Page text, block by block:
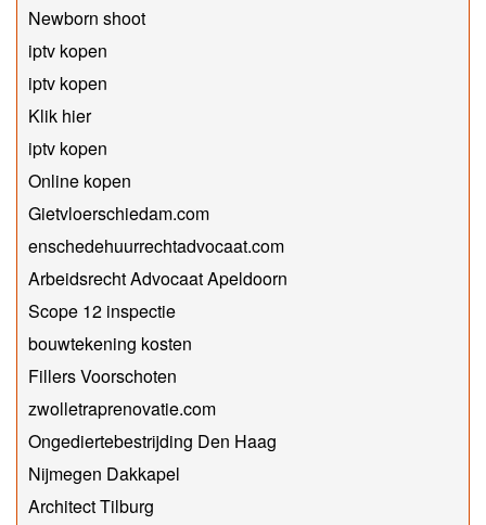
Newborn shoot
iptv kopen
iptv kopen
Klik hier
iptv kopen
Online kopen
Gietvloerschiedam.com
enschedehuurrechtadvocaat.com
Arbeidsrecht Advocaat Apeldoorn
Scope 12 inspectie
bouwtekening kosten
Fillers Voorschoten
zwolletraprenovatie.com
Ongediertebestrijding Den Haag
Nijmegen Dakkapel
Architect Tilburg